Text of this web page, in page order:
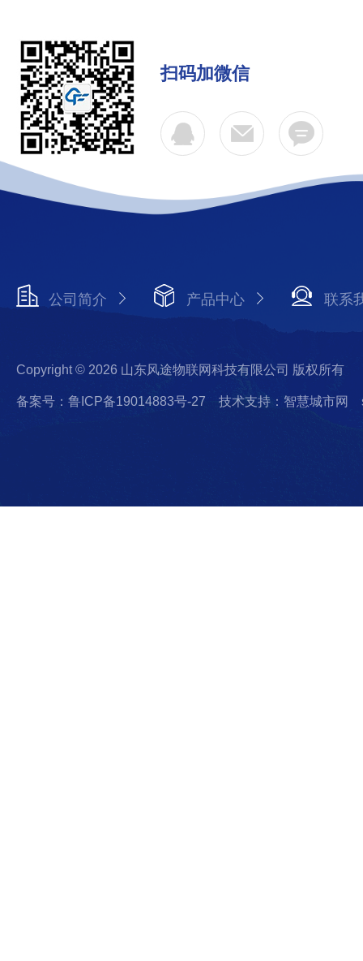
扫码加微信
公司简介 产品中心 联系
Copyright © 2026 山东风途物联网科技有限公司 版权所有
备案号：鲁ICP备19014883号-27 技术支持：智慧城市网